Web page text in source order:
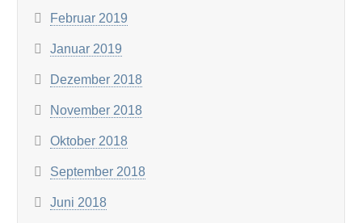
Februar 2019
Januar 2019
Dezember 2018
November 2018
Oktober 2018
September 2018
Juni 2018